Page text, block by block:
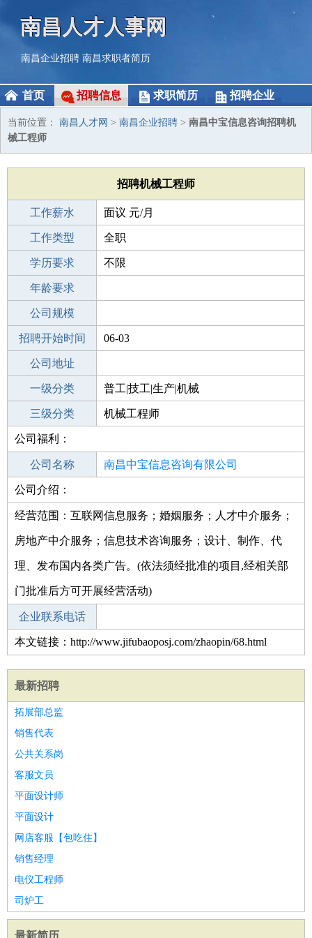
南昌人才人事网
南昌企业招聘 南昌求职者简历
首页 招聘信息 求职简历 招聘企业
当前位置： 南昌人才网 > 南昌企业招聘 > 南昌中宝信息咨询招聘机
械工程师
招聘机械工程师
工作薪水 面议 元/月
招聘人数 若干
工作类型 全职
性别要求 -
学历要求 不限
工作经验
年龄要求
工作地点
公司规模
公司电话
招聘开始时间 06-03
招聘结束时间
公司地址
一级分类 普工|技工|生产|机械
二级分类 机械/仪表
三级分类 机械工程师
其他行业
公司福利：
公司名称 南昌中宝信息咨询有限公司
公司类型
公司介绍：
经营范围：互联网信息服务；婚姻服务；人才中介服务；
房地产中介服务；信息技术咨询服务；设计、制作、代
理、发布国内各类广告。(依法须经批准的项目,经相关部
门批准后方可开展经营活动)
企业联系电话
本文链接：http://www.jifubaoposj.com/zhaopin/68.html
最新招聘
拓展部总监
销售代表
公共关系岗
客服文员
平面设计师
平面设计
网店客服【包吃住】
销售经理
电仪工程师
司炉工
最新简历